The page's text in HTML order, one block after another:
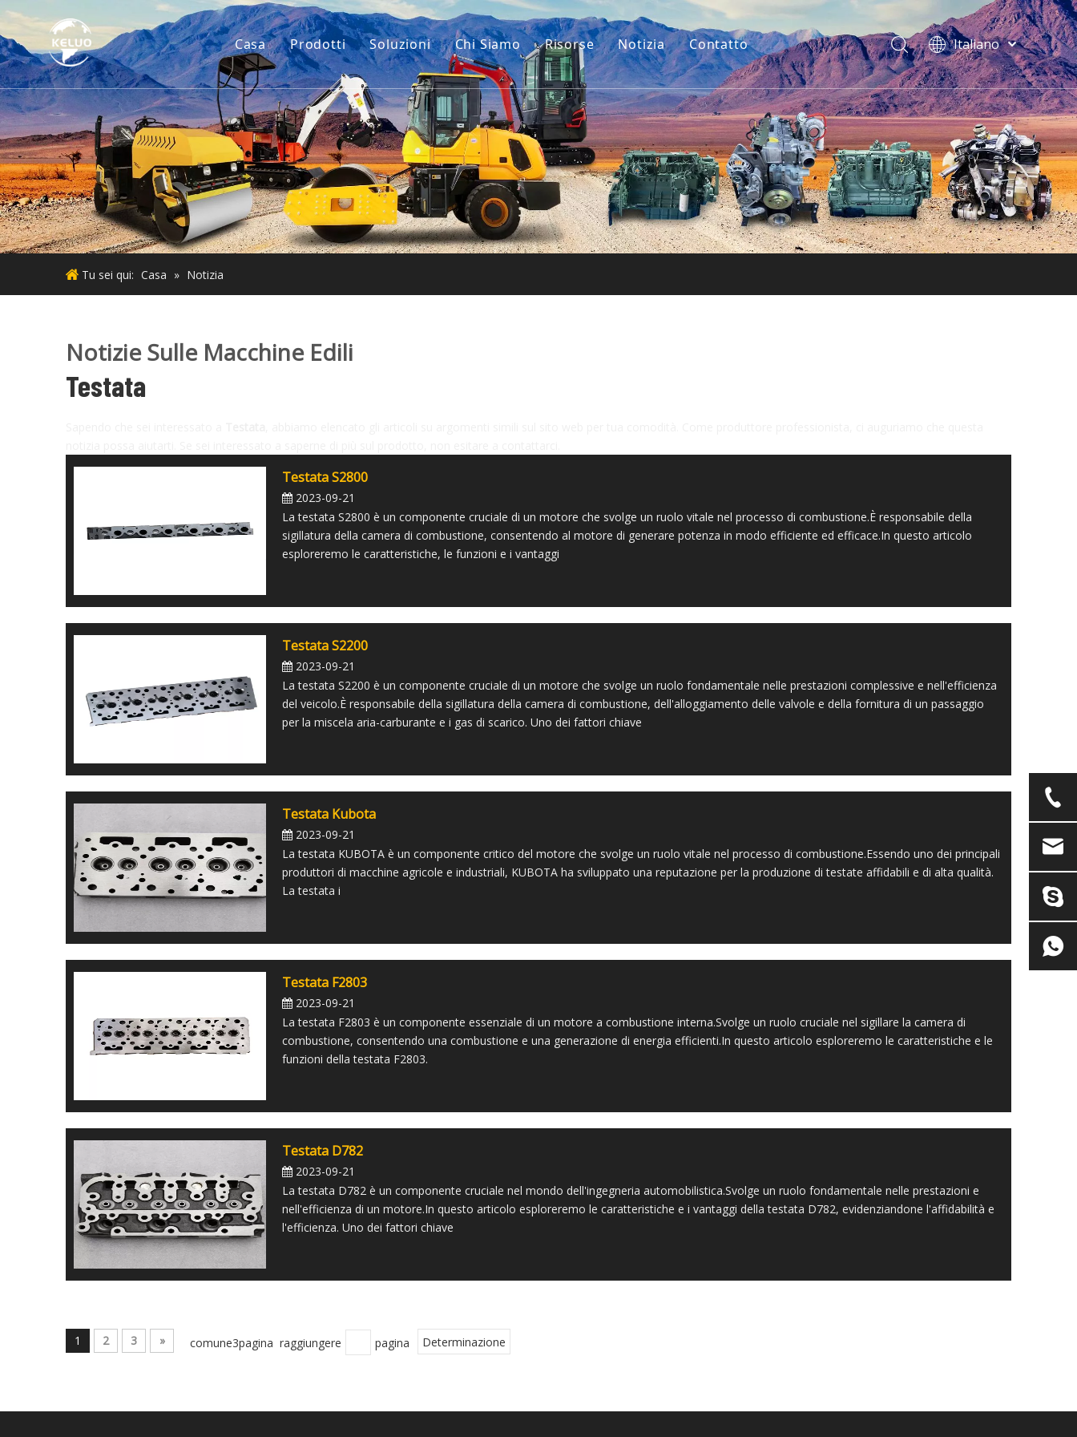
Casa Prodotti
Motore
Accessori per escavatori
Piccoli macchinari per l'edilizia
Motore usato
Macchinari Usati
Soluzioni Chi Siamo
La nostra storia
Il nostro vantaggio
Risorse
Guide
FAQ
Video
Notizia Contatto
Italiano
فارسی
Bahasa
indonesia
Türk dili
ไทย
Deutsch
Português
Español
Pусский
English
Tu sei qui: Casa » Notizia
Notizie Sulle Macchine Edili
Testata
Testata S2800
2023-09-21
La testata S2800 è un componente cruciale di un motore che svolge un ruolo vitale nel processo di combustione.È responsabile della
sigillatura della camera di combustione, consentendo al motore di generare potenza in modo efficiente ed efficace.In questo articolo
esploreremo le caratteristiche, le funzioni e i vantaggi
Testata S2200
2023-09-21
La testata S2200 è un componente cruciale di un motore che svolge un ruolo fondamentale nelle prestazioni complessive e nell'efficienza
del veicolo.È responsabile della sigillatura della camera di combustione, dell'alloggiamento delle valvole e della fornitura di un passaggio
per la miscela aria-carburante e i gas di scarico. Uno dei fattori chiave
Testata Kubota
2023-09-21
La testata KUBOTA è un componente critico del motore che svolge un ruolo vitale nel processo di combustione.Essendo uno dei principali
produttori di macchine agricole e industriali, KUBOTA ha sviluppato una reputazione per la produzione di testate affidabili e di alta qualità.
La testata i
Testata F2803
2023-09-21
La testata F2803 è un componente essenziale di un motore a combustione interna.Svolge un ruolo cruciale nel sigillare la camera di
combustione, consentendo una combustione e una generazione di energia efficienti.In questo articolo esploreremo le caratteristiche e le
funzioni della testata F2803.
Testata D782
2023-09-21
La testata D782 è un componente cruciale nel mondo dell'ingegneria automobilistica.Svolge un ruolo fondamentale nelle prestazioni e
nell'efficienza di un motore.In questo articolo esploreremo le caratteristiche e i vantaggi della testata D782, evidenziandone l'affidabilità e
l'efficienza. Uno dei fattori chiave
1 2 3 » comune3pagina raggiungere pagina Determinazione